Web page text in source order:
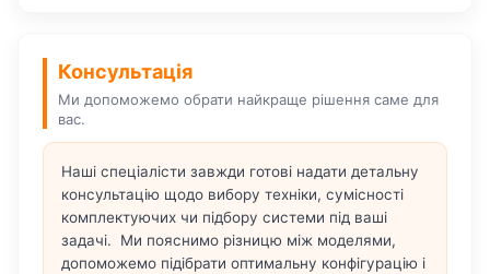
Консультація
Ми допоможемо обрати найкраще рішення саме для
вас.
Наші спеціалісти завжди готові надати детальну
консультацію щодо вибору техніки, сумісності
комплектуючих чи підбору системи під ваші
задачі. Ми пояснимо різницю між моделями,
допоможемо підібрати оптимальну конфігурацію і